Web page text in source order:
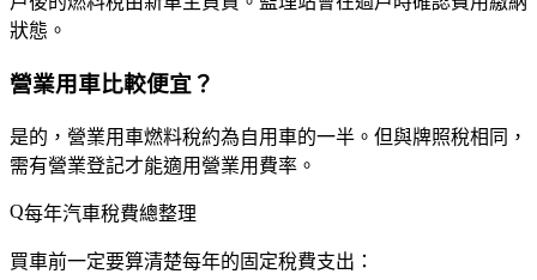
狀態。
營業用車比較便宜？
是的，營業用車燃料稅約為自用車的一半。但與牌照稅相同，
需有營業登記才能適用營業用費率。
每年汽車稅費總整理
買車前一定要算清楚每年的固定稅費支出：